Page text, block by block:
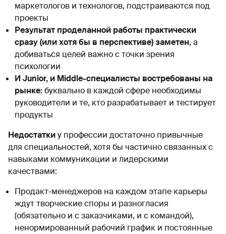
маркетологов и технологов, подстраиваются под
проекты
Результат проделанной работы практически
сразу (или хотя бы в перспективе) заметен, а
добиваться целей важно с точки зрения
психологии
И Junior, и Middle-специалисты востребованы на
рынке:буквально в каждой сфере необходимы
руководители и те, кто разрабатывает и тестирует
продукты
Недостаткиу профессии достаточно привычные
для специальностей, хотя бы частично связанных с
навыками коммуникации и лидерскими
качествами:
Продакт-менеджеров на каждом этапе карьеры
ждут творческие споры и разногласия
(обязательно и с заказчиками, и с командой),
ненормированный рабочий график и постоянные